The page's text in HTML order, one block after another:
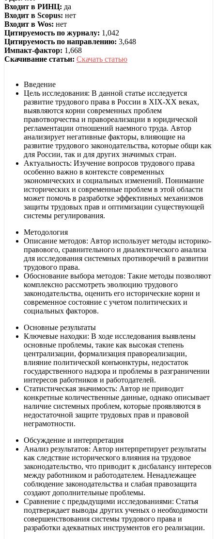
Входит в РИНЦ: да
Входит в Scopus: нет
Входит в Wos: нет
Цитируемость по журналу: 1,042
Цитируемость по направлению: 3,648
Импакт-фактор: 1,668
Скачивание статьи: Скачать статью
Введение
Цель исследования: В данной статье исследуется
развитие трудового права в России в XIX-XX веках,
выявляются корни современных проблем
правотворчества и правореализации в юридической
регламентации отношений наемного труда. Автор
анализирует негативные факторы, влияющие на
развитие трудового законодательства, которые общи как
для России, так и для других значимых стран.
Актуальность: Изучение вопросов трудового права
особенно важно в контексте современных
экономических и социальных изменений. Понимание
исторических и современные проблем в этой области
может помочь в разработке эффективных механизмов
защиты трудовых прав и оптимизации существующей
системы регулирования.
Методология
Описание методов: Автор использует методы историко-
правового, сравнительного и диалектического анализа
для исследования системных противоречий в развитии
трудового права.
Обоснование выбора методов: Такие методы позволяют
комплексно рассмотреть эволюцию трудового
законодательства, оценить его исторические корни и
современное состояние с учетом политических и
социальных факторов.
Основные результаты
Ключевые находки: В ходе исследования выявлены
основные проблемы, такие как высокая степень
централизации, формализация правореализации,
влияние политической конъюнктуры, недостаток
государственного надзора и проблемы в разграничении
интересов работников и работодателей.
Статистическая значимость: Автор не приводит
конкретные количественные данные, однако описывает
наличие системных проблем, которые проявляются в
недостаточной защите трудовых прав и правовой
неграмотности.
Обсуждение и интерпретация
Анализ результатов: Автор интерпретирует результаты
как следствие исторического влияния на трудовое
законодательство, что приводит к дисбалансу интересов
между работником и работодателем. Ненадлежащее
соблюдение законодательства и слабая правозащита
создают дополнительные проблемы.
Сравнение с предыдущими исследованиями: Статья
подтверждает выводы других ученых о необходимости
совершенствования системы трудового права и
разработки адекватных инструментов его реализации.